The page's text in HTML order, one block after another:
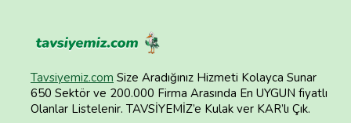
Tavsiyemiz.com Size Aradığınız Hizmeti Kolayca Sunar
650 Sektör ve 200.000 Firma Arasında En UYGUN fiyatlı
Olanlar Listelenir. TAVSİYEMİZ’e Kulak ver KAR’lı Çık.